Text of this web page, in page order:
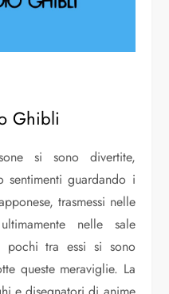
Ghibli
si sono divertite,
sentimenti guardando i
trasmessi nelle
nelle sale
pochi tra essi si sono
queste meraviglie. La